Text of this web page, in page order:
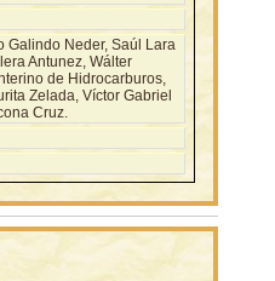
Galindo Neder, Saúl Lara
Antunez, Wálter
de Hidrocarburos,
Zelada, Víctor Gabriel
Cruz.